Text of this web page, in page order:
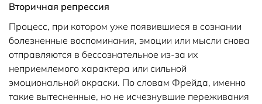
Вторичная репрессия
Процесс, при котором уже появившиеся в сознании
болезненные воспоминания, эмоции или мысли снова
отправляются в бессознательное из-за их
неприемлемого характера или сильной
эмоциональной окраски. По словам Фрейда, именно
такие вытесненные, но не исчезнувшие переживания